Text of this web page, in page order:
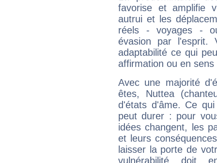
favorise et amplifie
autrui et les
réels - voyages -
évasion par l'esprit.
adaptabilité ce qui
affirmation ou en
Avec une majorité
êtes, Nuttea
d'états d'âme. Ce
peut durer : pour
idées changent, les
et leurs
laisser la porte de
vulnérabilité doit